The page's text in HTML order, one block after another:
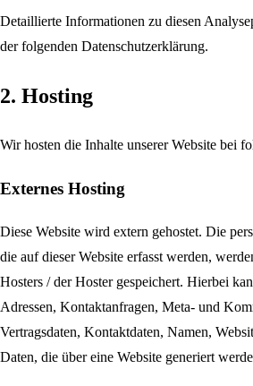
Detaillierte Informationen zu diesen
der folgenden Datenschutzerklärung.
2. Hosting
Wir hosten die Inhalte unserer Website bei
Externes Hosting
Diese Website wird extern gehostet. Die
die auf dieser Website erfasst werden,
Hosters / der Hoster gespeichert. Hierbei
Adressen, Kontaktanfragen, Meta- und
Vertragsdaten, Kontaktdaten, Namen,
Daten, die über eine Website generiert